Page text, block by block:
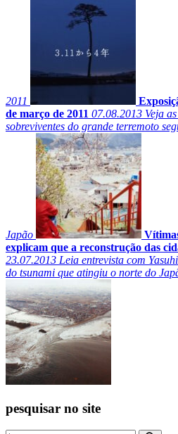
2011
de março de 2011 07.08.2013 Veja
sobreviventes do grande terremoto
Japão
explicam que a reconstrução das
23.07.2013 Leia entrevista com
do tsunami que atingiu o norte do
pesquisar no site